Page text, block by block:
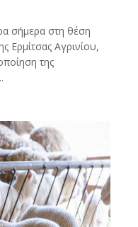
σήμερα στη θέση
Ερμίτσας Αγρινίου,
της